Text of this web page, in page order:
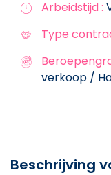
Arbeidstijd :
Type
verkoop /
Beschrijving